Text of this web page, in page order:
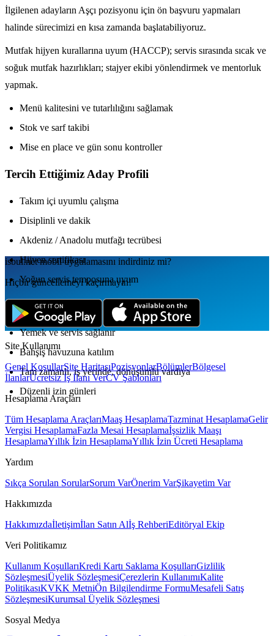
İlgilenen adayların Aşçı pozisyonu için ön başvuru yapmaları
halinde sürecimizi en kısa zamanda başlatabiliyoruz.
Mutfak hijyen kurallarına uyum (HACCP); servis sırasında sıcak ve
soğuk mutfak hazırlıkları; stajyer ekibi yönlendirmek ve mentorluk
yapmak.
Menü kalitesini ve tutarlılığını sağlamak
Stok ve sarf takibi
Mise en place ve gün sonu kontroller
Tercih Ettiğimiz Aday Profili
Takım içi uyumlu çalışma
Disiplinli ve dakik
Akdeniz / Anadolu mutfağı tecrübesi
Hijyen sertifikası
Yoğun servis temposuna uyum
Sunduğumuz İmkânlar
Yemek ve servis sağlanır
Bahşiş havuzuna katılım
Tam zamanlı, iş yerinde, dönüşümlü vardiya
Düzenli izin günleri
isbul.netmobil uygulamаsını indirdiniz mi?
Hiçbir güncellemeyi kaçırmayın!
Site Kullanımı
Genel KoşullarSite HaritasıPozisyonlarBölümlerBölgesel
İlanlarÜcretsiz İş İlanı VerCV Şablonları
Hesaplama Araçları
Tüm Hesaplama AraçlarıMaaş HesaplamaTazminat HesaplamaGelir
Vergisi HesaplamaFazla Mesai Hesaplamaİşsizlik Maaşı
HesaplamaYıllık İzin HesaplamaYıllık İzin Ücreti Hesaplama
Yardım
Sıkça Sorulan SorularSorum VarÖnerim VarŞikayetim Var
Hakkımızda
Hakkımızdaİletişimİlan Satın Alİş RehberiEditöryal Ekip
Veri Politikamız
Kullanım KoşullarıKredi Kartı Saklama KoşullarıGizlilik
SözleşmesiÜyelik SözleşmesiÇerezlerin KullanımıKalite
PolitikasıKVKK MetniÖn Bilgilendirme FormuMesafeli Satış
SözleşmesiKurumsal Üyelik Sözleşmesi
Sosyal Medya